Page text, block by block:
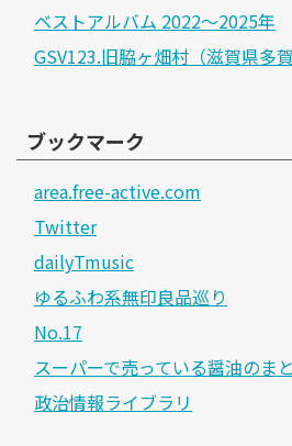
ベストアルバム 2022～2025年
GSV123.旧脇ヶ畑村（滋賀県多賀
ブックマーク
area.free-active.com
Twitter
dailyTmusic
ゆるふわ系無印良品巡り
No.17
スーパーで売っている醤油のま
政治情報ライブラリ